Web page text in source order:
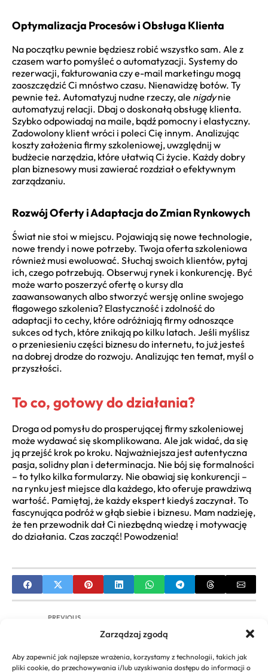
Zarządzaj zgodą
Aby zapewnić jak najlepsze wrażenia, korzystamy z technologii, takich jak
pliki cookie, do przechowywania i/lub uzyskiwania dostępu do informacji o
Optymalizacja Procesów i Obsługa Klienta
Na początku pewnie będziesz robić wszystko sam. Ale z
czasem warto pomyśleć o automatyzacji. Systemy do
rezerwacji, fakturowania czy e-mail marketingu mogą
zaoszczędzić Ci mnóstwo czasu. Nienawidzę botów. Ty
pewnie też. Automatyzuj nudne rzeczy, ale nigdynie
automatyzuj relacji. Dbaj o doskonałą obsługę klienta.
Szybko odpowiadaj na maile, bądź pomocny i elastyczny.
Zadowolony klient wróci i poleci Cię innym. Analizując
koszty założenia firmy szkoleniowej, uwzględnij w
budżecie narzędzia, które ułatwią Ci życie. Każdy dobry
plan biznesowy musi zawierać rozdział o efektywnym
zarządzaniu.
Rozwój Oferty i Adaptacja do Zmian Rynkowych
Świat nie stoi w miejscu. Pojawiają się nowe technologie,
nowe trendy i nowe potrzeby. Twoja oferta szkoleniowa
również musi ewoluować. Słuchaj swoich klientów, pytaj
ich, czego potrzebują. Obserwuj rynek i konkurencję. Być
może warto poszerzyć ofertę o kursy dla
zaawansowanych albo stworzyć wersję online swojego
flagowego szkolenia? Elastyczność i zdolność do
adaptacji to cechy, które odróżniają firmy odnoszące
sukces od tych, które znikają po kilku latach. Jeśli myślisz
o przeniesieniu części biznesu do internetu, to już jesteś
na dobrej drodze do rozwoju. Analizując ten temat, myśl o
przyszłości.
To co, gotowy do działania?
Droga od pomysłu do prosperującej firmy szkoleniowej
może wydawać się skomplikowana. Ale jak widać, da się
ją przejść krok po kroku. Najważniejsza jest autentyczna
pasja, solidny plan i determinacja. Nie bój się formalności
– to tylko kilka formularzy. Nie obawiaj się konkurencji –
na rynku jest miejsce dla każdego, kto oferuje prawdziwą
wartość. Pamiętaj, że każdy ekspert kiedyś zaczynał. To
fascynująca podróż w głąb siebie i biznesu. Mam nadzieję,
że ten przewodnik dał Ci niezbędną wiedzę i motywację
do działania. Czas zacząć! Powodzenia!
PREVIOUS
Podatek od wygranej w teleturniejach – Co musisz